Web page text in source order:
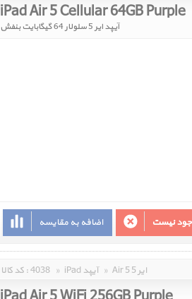
iPad Air 5 Cellular 64GB Purple
آیپد ایر 5 سلولار 64 گیگابایت بنفش
اضافه به مقایسه نیست
کد کالا : 4038 » iPad آیپد » Air 5 ایر 5